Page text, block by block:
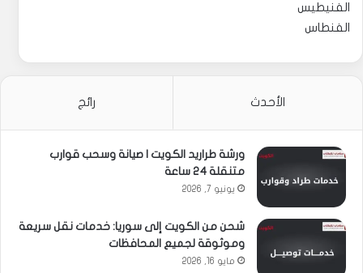
الفنيطيس
الفنطاس
الأحدث رائج
ورشة طراريد الكويت | صيانة وسحب قوارب
متنقلة 24 ساعة
يونيو 7, 2026
شحن من الكويت إلى سوريا: خدمات نقل سريعة
وموثوقة لجميع المحافظات
مايو 16, 2026